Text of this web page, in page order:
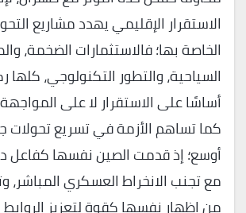
الاستقرار الإقليمي يهدد مشاريع
الخاصة بها؛ فالاستثمارات الضخمة،
السياحية، والتطور التكنولوجي، كلها
أساسًا على الاستقرار لا على
كما تساهم الأزمة في تسريع تحولات
أوسع؛ إذ قدمت الصين نفسها كفاعل
مع تجنب الانخراط العسكري المباشر،
من إظهار نفسها كقوة لتعزيز الروابط